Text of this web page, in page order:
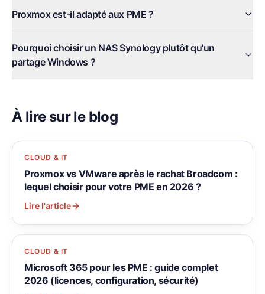
Proxmox est-il adapté aux PME ?
Pourquoi choisir un NAS Synology plutôt qu'un
partage Windows ?
À lire sur le blog
CLOUD & IT
Proxmox vs VMware après le rachat Broadcom :
lequel choisir pour votre PME en 2026 ?
Lire l'article
CLOUD & IT
Microsoft 365 pour les PME : guide complet
2026 (licences, configuration, sécurité)